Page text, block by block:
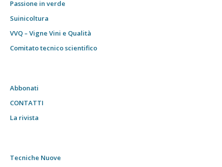
Passione in verde
Suinicoltura
VVQ – Vigne Vini e Qualità
Comitato tecnico scientifico
Abbonati
CONTATTI
La rivista
Tecniche Nuove